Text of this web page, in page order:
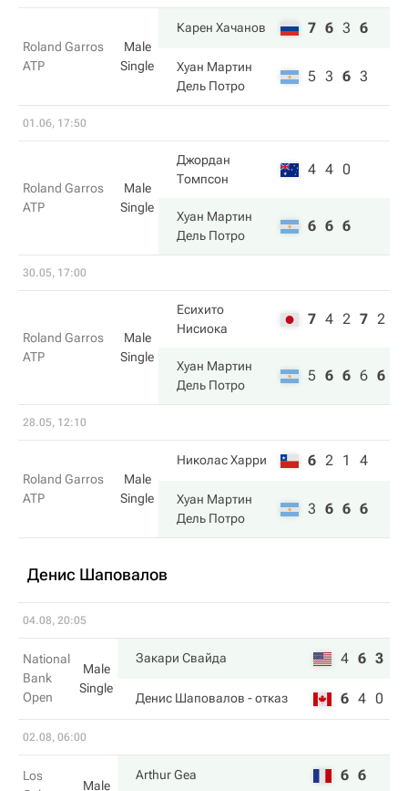
Roland Garros
ATP
Male
Single
Карен Хачанов 7 6 3 6
Хуан Мартин
Дель Потро
5 3 6 3
01.06, 17:50
Roland Garros
ATP
Male
Single
Джордан
Томпсон
4 4 0
Хуан Мартин
Дель Потро
6 6 6
30.05, 17:00
Roland Garros
ATP
Male
Single
Есихито
Нисиока
7 4 2 7 2
Хуан Мартин
Дель Потро
5 6 6 6 6
28.05, 12:10
Roland Garros
ATP
Male
Single
Николас Харри 6 2 1 4
Хуан Мартин
Дель Потро
3 6 6 6
Денис Шаповалов
04.08, 20:05
National
Bank
Open
Male
Single
Закари Свайда 4 6 3
Денис Шаповалов - отказ 6 4 0
02.08, 06:00
Los
Male
Arthur Gea 6 6